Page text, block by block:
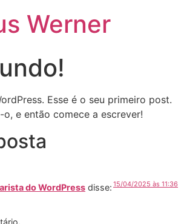
Werner
Esse é o seu primeiro post.
e então comece a escrever!
do WordPress disse: 15/04/2025 às 11:36